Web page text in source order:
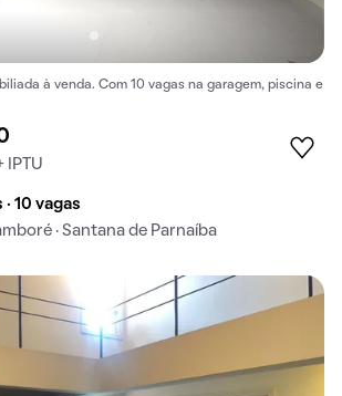
à venda. Com 10 vagas na garagem, piscina e
IPTU
10 vagas
· Santana de Parnaíba